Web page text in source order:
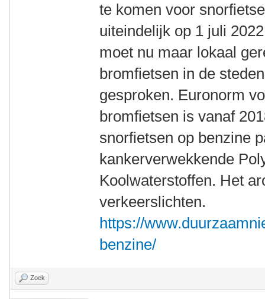
te komen voor
uiteindelijk op 1 juli
moet nu maar lokaal
bromfietsen in de
gesproken. Euronorm
bromfietsen is vanaf
snorfietsen op benzine
kankerverwekkende
Koolwaterstoffen. Het
verkeerslichten.
https://
benzine/
Zoek